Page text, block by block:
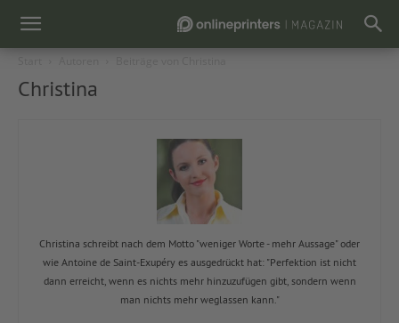
Christina
Christina schreibt nach dem Motto "weniger Worte - mehr Aussage" oder
wie Antoine de Saint-Exupéry es ausgedrückt hat: "Perfektion ist nicht
dann erreicht, wenn es nichts mehr hinzuzufügen gibt, sondern wenn
man nichts mehr weglassen kann."